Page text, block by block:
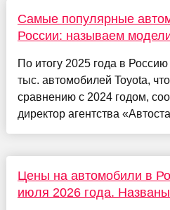
Самые популярные
России: называем
По итогу 2025 года в
тыс. автомобилей Toyota,
сравнению с 2024 годом,
директор агентства
Цены на автомобили в
июля 2026 года.